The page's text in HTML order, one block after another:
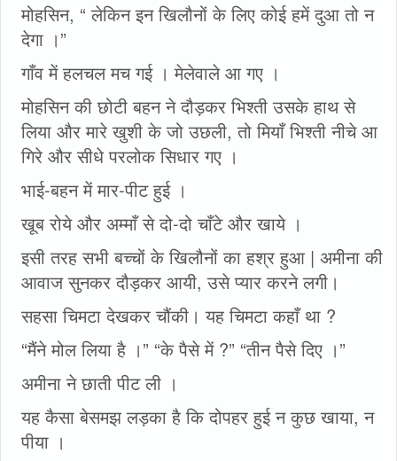
मोहसिन, “ लेकिन इन खिलौनों के लिए कोई हमें दुआ तो न
देगा ।”
गाँव में हलचल मच गई । मेलेवाले आ गए ।
मोहसिन की छोटी बहन ने दौड़कर भिश्ती उसके हाथ से
लिया और मारे खुशी के जो उछली, तो मियाँ भिश्ती नीचे आ
गिरे और सीधे परलोक सिधार गए ।
भाई-बहन में मार-पीट हुई ।
खूब रोये और अम्माँ से दो-दो चाँटे और खाये ।
इसी तरह सभी बच्चों के खिलौनों का हश्र हुआ | अमीना की
आवाज सुनकर दौड़कर आयी, उसे प्यार करने लगी।
सहसा चिमटा देखकर चौंकी। यह चिमटा कहाँ था ?
“मैंने मोल लिया है ।” “के पैसे में ?” “तीन पैसे दिए ।”
अमीना ने छाती पीट ली ।
यह कैसा बेसमझ लड़का है कि दोपहर हुई न कुछ खाया, न
पीया ।